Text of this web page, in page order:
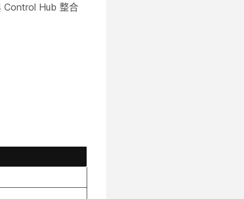
Control Hub 整合